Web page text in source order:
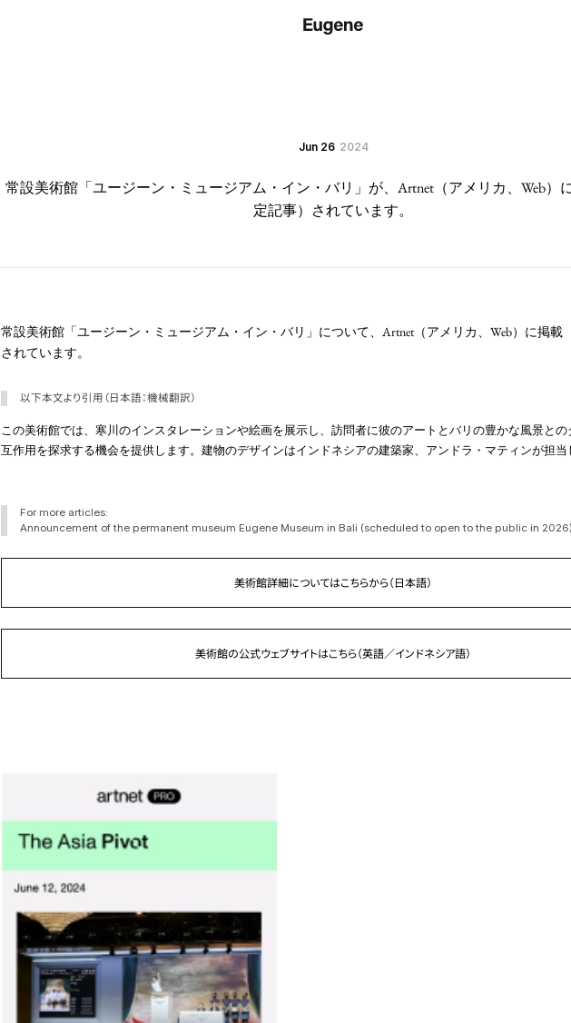
Jun 26 2024
常設美術館「ユージーン・ミュージアム・イン・バリ」が、Artnet（アメリカ、Web）
定記事）されています。
常設美術館「ユージーン・ミュージアム・イン・バリ」について、Artnet（アメリカ、Web）に掲載
されています。
以下本文より引用（日本語：機械翻訳）
この美術館では、寒川のインスタレーションや絵画を展示し、訪問者に彼のアートとバリの豊かな風景と
互作用を探求する機会を提供します。建物のデザインはインドネシアの建築家、アンドラ・マティンが担当
For more articles:
Announcement of the permanent museum Eugene Museum in Bali (scheduled to open to the public in
美術館詳細についてはこちらから（日本語）
美術館の公式ウェブサイトはこちら（英語／インドネシア語）